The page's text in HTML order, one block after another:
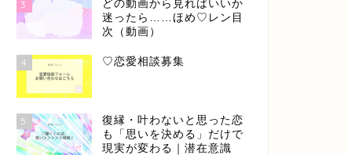
3
どの動画から見ればいいか
迷ったら……ほめ♡レン目
次（動画）
4 ♡恋愛相談募集
5
復縁・叶わないと思った恋
も「思いを決める」だけで
現実が変わる｜潜在意識